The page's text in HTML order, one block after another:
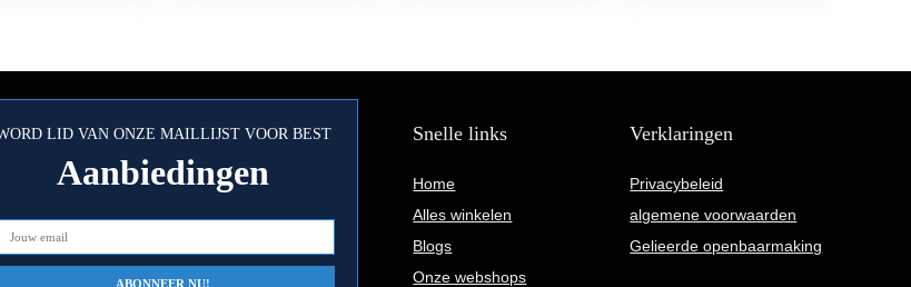
LID VAN ONZE MAILLIJST VOOR BEST
Aanbiedingen
Snelle links
Home
Alles winkelen
Blogs
Onze webshops
Verklaringen
Privacybeleid
algemene voorwaarden
Gelieerde openbaarmaking